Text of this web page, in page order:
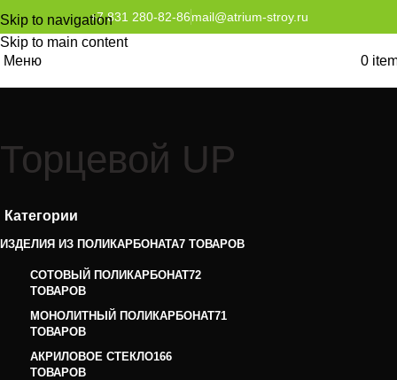
Skip to navigation
Skip to main content
+7 831 280-82-86mail@atrium-stroy.ru
Меню 0
Торцевой UP
Категории
ИЗДЕЛИЯ ИЗ ПОЛИКАРБОНАТА7 ТОВАРОВ
СОТОВЫЙ ПОЛИКАРБОНАТ72
ТОВАРОВ
МОНОЛИТНЫЙ ПОЛИКАРБОНАТ71
ТОВАРОВ
АКРИЛОВОЕ СТЕКЛО166
ТОВАРОВ